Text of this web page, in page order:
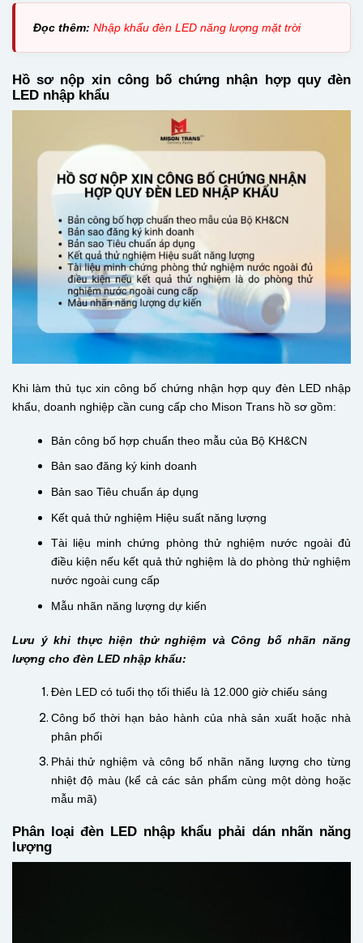
Đọc thêm: Nhập khẩu đèn LED năng lượng mặt trời
Hồ sơ nộp xin công bố chứng nhận hợp quy đèn
LED nhập khẩu
Khi làm thủ tục xin công bố chứng nhận hợp quy đèn LED nhập
khẩu, doanh nghiệp cần cung cấp cho Mison Trans hồ sơ gồm:
Bản công bố hợp chuẩn theo mẫu của Bộ KH&CN
Bản sao đăng ký kinh doanh
Bản sao Tiêu chuẩn áp dụng
Kết quả thử nghiệm Hiệu suất năng lượng
Tài liệu minh chứng phòng thử nghiệm nước ngoài đủ
điều kiện nếu kết quả thử nghiệm là do phòng thử nghiệm
nước ngoài cung cấp
Mẫu nhãn năng lượng dự kiến
Lưu ý khi thực hiện thử nghiệm và Công bố nhãn năng
lượng cho đèn LED nhập khẩu:
Đèn LED có tuổi thọ tối thiểu là 12.000 giờ chiếu sáng
Công bố thời hạn bảo hành của nhà sản xuất hoặc nhà
phân phối
Phải thử nghiệm và công bố nhãn năng lượng cho từng
nhiệt độ màu (kể cả các sản phẩm cùng một dòng hoặc
mẫu mã)
Phân loại đèn LED nhập khẩu phải dán nhãn năng
lượng